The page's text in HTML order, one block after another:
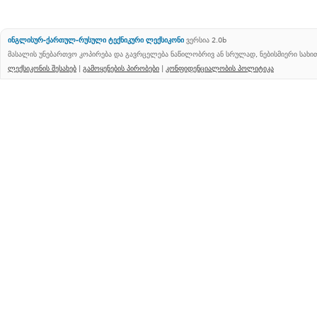
ინგლისურ-ქართულ-რუსული ტექნიკური ლექსიკონი ვერსია 2.0b
მასალის უნებართვო კოპირება და გავრცელება ნაწილობრივ ან სრულად, ნებისმიერი
ლექსიკონის შესახებ | გამოყენების პირობები | კონფიდენციალობის პოლიტიკა